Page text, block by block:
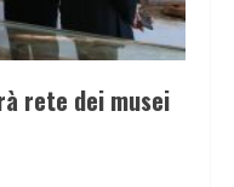
rete dei musei